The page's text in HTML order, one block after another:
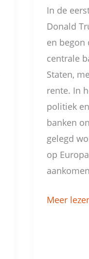
In de
Donald
en begon
centrale
Staten,
rente. In
politiek
banken
gelegd
op
Meer